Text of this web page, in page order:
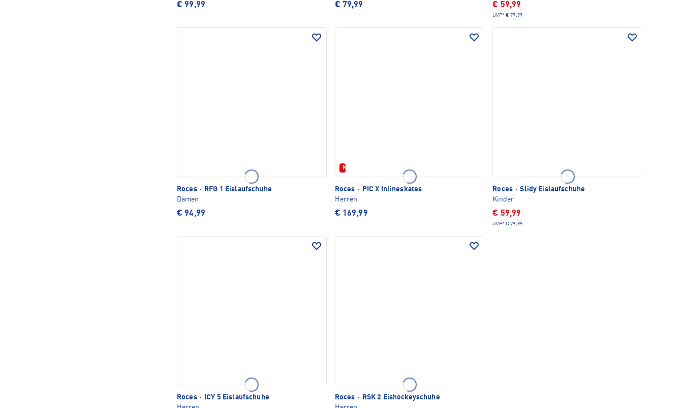
€ 99,99 € 79,99 € 59,99
UVP* € 79,99
Roces ·
RFG 1 Eislaufschuhe
Damen
€ 94,99
Neu
Roces ·
PIC X Inlineskates
Herren
€ 169,99
Roces · Slidy Eislaufschuhe
Kinder
€ 59,99
UVP* € 79,99
Roces ·
ICY 5 Eislaufschuhe
Roces ·
RSK 2 Eishockeyschuhe